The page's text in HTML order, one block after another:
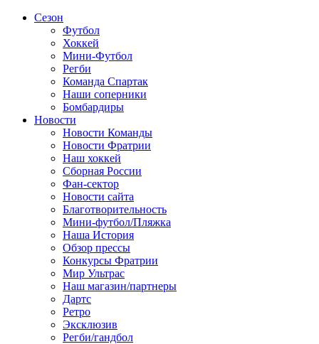
Сезон
Футбол
Хоккей
Мини-Футбол
Регби
Команда Спартак
Наши соперники
Бомбардиры
Новости
Новости Команды
Новости Фратрии
Наш хоккей
Сборная России
Фан-cектор
Новости сайта
Благотворительность
Мини-футбол/Пляжка
Наша История
Обзор прессы
Конкурсы Фратрии
Мир Ультрас
Наш магазин/партнеры
Дартс
Ретро
Эксклюзив
Регби/гандбол